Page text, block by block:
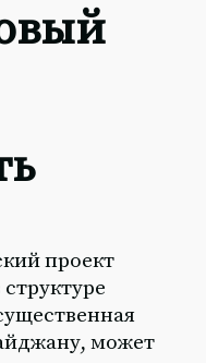
проект
может